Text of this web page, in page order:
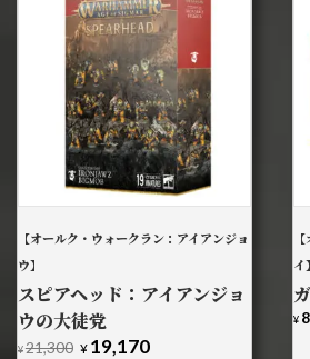
【オールク・ウォークラン：アイアンジョ
ウ】
スピアヘッド：アイアンジョ
ウの大徒党
¥21,300 元
¥ 19,170現
イ】
¥